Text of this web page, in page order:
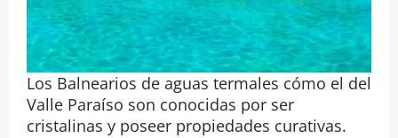
Los Balnearios de aguas termales cómo el del
Valle Paraíso son conocidas por ser
cristalinas y poseer propiedades curativas.